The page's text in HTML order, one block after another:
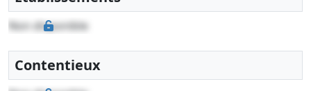
Non disponible
Contentieux